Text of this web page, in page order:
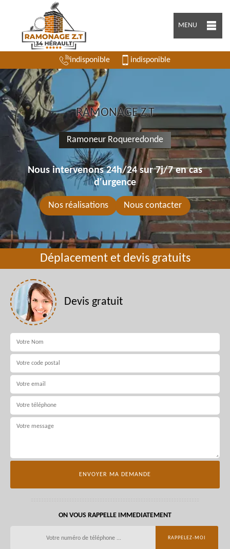
MENU
indisponible indisponible
RAMONAGE Z.T
Ramoneur Roqueredonde
Nous intervenons 24h/24 sur 7j/7 en cas
d'urgence
Nos réalisations Nous contacter
Déplacement et devis gratuits
Devis gratuit
ON VOUS RAPPELLE IMMEDIATEMENT